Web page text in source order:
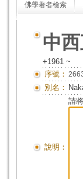
佛學著者檢索
中
+1961 ~
序號：
別名：
說明：
請